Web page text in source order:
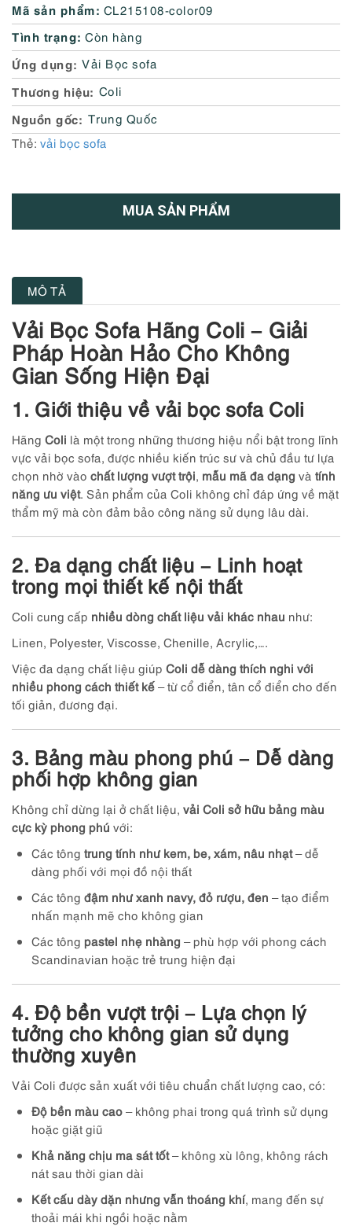
Mã sản phẩm: CL215108-color09
Tình trạng: Còn hàng
Ứng dụng Vải Bọc sofa
Thương hiệu Coli
Nguồn gốc
Trung Quốc
Thẻ: vải bọc sofa
MUA SẢN PHẨM
MÔ TẢ
Vải Bọc Sofa Hãng Coli – Giải
Pháp Hoàn Hảo Cho Không
Gian Sống Hiện Đại
1. Giới thiệu về vải bọc sofa Coli
Hãng Coli là một trong những thương hiệu nổi bật trong lĩnh
vực vải bọc sofa, được nhiều kiến trúc sư và chủ đầu tư lựa
chọn nhờ vào chất lượng vượt trội, mẫu mã đa dạng và tính
năng ưu việt. Sản phẩm của Coli không chỉ đáp ứng về mặt
thẩm mỹ mà còn đảm bảo công năng sử dụng lâu dài.
2. Đa dạng chất liệu – Linh hoạt
trong mọi thiết kế nội thất
Coli cung cấp nhiều dòng chất liệu vải khác nhau như:
Linen, Polyester, Viscosse, Chenille, Acrylic,….
Việc đa dạng chất liệu giúp Coli dễ dàng thích nghi với
nhiều phong cách thiết kế – từ cổ điển, tân cổ điển cho đến
tối giản, đương đại.
3. Bảng màu phong phú – Dễ dàng
phối hợp không gian
Không chỉ dừng lại ở chất liệu, vải Coli sở hữu bảng màu
cực kỳ phong phú với:
Các tông trung tính như kem, be, xám, nâu nhạt– dễ
dàng phối với mọi đồ nội thất
Các tông đậm như xanh navy, đỏ rượu, đen – tạo điểm
nhấn mạnh mẽ cho không gian
Các tông pastel nhẹ nhàng – phù hợp với phong cách
Scandinavian hoặc trẻ trung hiện đại
4. Độ bền vượt trội – Lựa chọn lý
tưởng cho không gian sử dụng
thường xuyên
Vải Coli được sản xuất với tiêu chuẩn chất lượng cao, có:
Độ bền màu cao – không phai trong quá trình sử dụng
hoặc giặt giũ
Khả năng chịu ma sát tốt– không xù lông, không rách
nát sau thời gian dài
Kết cấu dày dặn nhưng vẫn thoáng khí, mang đến sự
thoải mái khi ngồi hoặc nằm